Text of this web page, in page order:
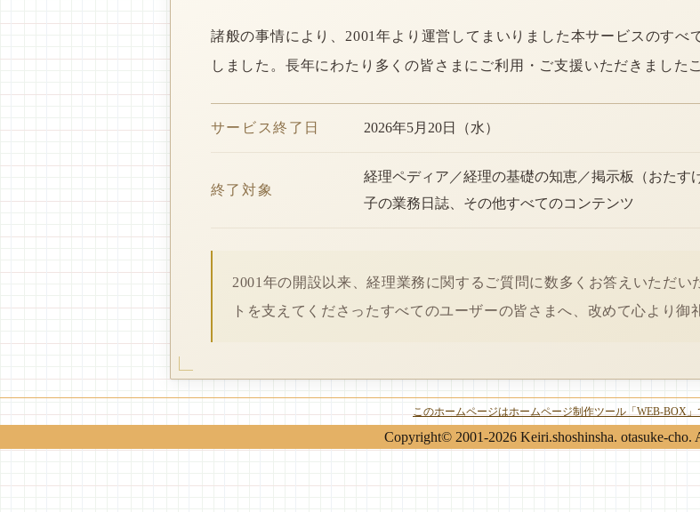
諸般の事情により、2001年より運営してまいりました本サービスのすべ
しました。長年にわたり多くの皆さまにご利用・ご支援いただきました
サービス終了日 2026年5月20日（水）
終了対象
経理ペディア／経理の基礎の知恵／掲示板（おたす
子の業務日誌、その他すべてのコンテンツ
2001年の開設以来、経理業務に関するご質問に数多くお答えいただい
トを支えてくださったすべてのユーザーの皆さまへ、改めて心より御
このホームページはホームページ制作ツール「WEB-BOX
Copyright© 2001-2026 Keiri.shoshinsha. otasuke-cho.